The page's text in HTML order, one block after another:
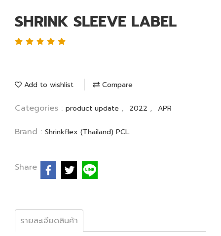
SHRINK SLEEVE LABEL
Add to wishlist Compare
Categories : product update , 2022 , APR
Brand : Shrinkflex (Thailand) PCL.
Share
รายละเอียดสินค้า